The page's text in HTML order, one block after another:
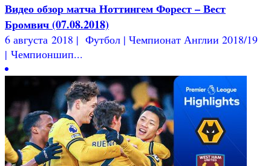
Видео обзор матча Ноттингем Форест – Вест
Бромвич (07.08.2018)
6 августа 2018 | Футбол | Чемпионат Англии 2018/19
| Чемпионшип...